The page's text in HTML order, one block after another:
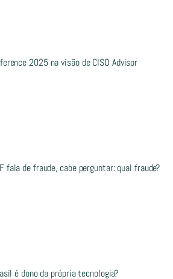
2025 na visão de CISO Advisor
fala de fraude, cabe perguntar: qual fraude?
é dono da própria tecnologia?